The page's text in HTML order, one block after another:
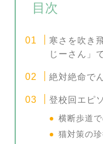
目次
寒さを吹き
じーさん」
絶対絶命で
登校回エピ
横断歩道
猫対策の